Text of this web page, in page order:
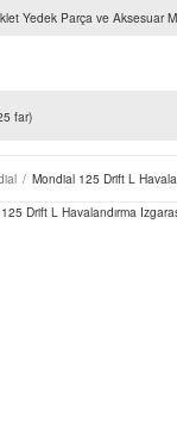
Yedek Parça ve Aksesuar
Mondial 125 Drift L